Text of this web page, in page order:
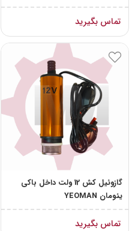
تماس بگیرید
گازوئیل کش 12 ولت داخل باکی
یئومان YEOMAN
تماس بگیرید